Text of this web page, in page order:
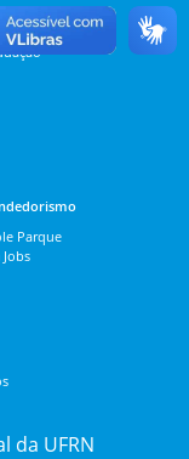
Parque
da UFRN